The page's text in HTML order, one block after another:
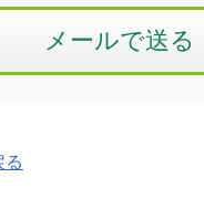
メールで送る
る